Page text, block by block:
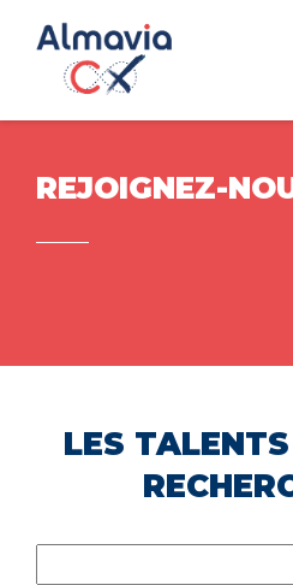
REJOIGNEZ-
LES